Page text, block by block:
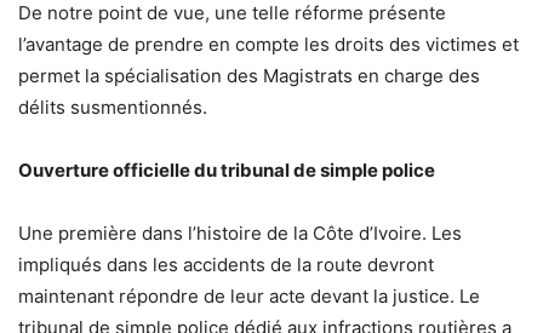
De notre point de vue, une telle réforme présente
l’avantage de prendre en compte les droits des victimes et
permet la spécialisation des Magistrats en charge des
délits susmentionnés.
Ouverture officielle du tribunal de simple police
Une première dans l’histoire de la Côte d’Ivoire. Les
impliqués dans les accidents de la route devront
maintenant répondre de leur acte devant la justice. Le
tribunal de simple police dédié aux infractions routières a